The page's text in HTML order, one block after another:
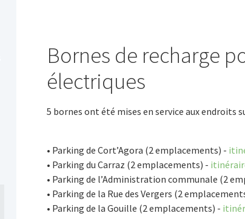
Bornes de recharge
électriques
5 bornes ont été mises en service aux endroits
• Parking de Cort’Agora (2 emplacements) -
• Parking du Carraz (2 emplacements) -
• Parking de l’Administration communale (2
• Parking de la Rue des Vergers (2
• Parking de la Gouille (2 emplacements) -